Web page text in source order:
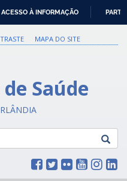
ACESSO À INFORMAÇÃO
MAPA DO SITE
Saúde